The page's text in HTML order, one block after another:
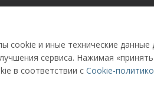
cookie и иные технические данные
сервиса. Нажимая
в соответствии с Cookie-